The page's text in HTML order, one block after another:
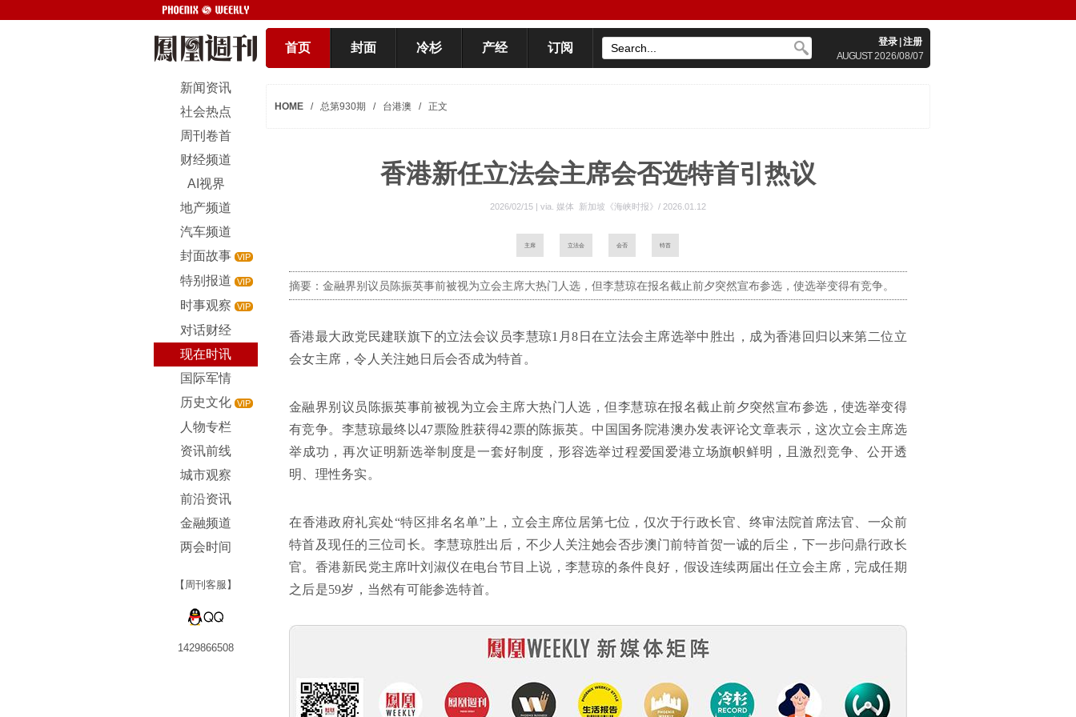
首页 封面 冷杉 产经 订阅 登录 注册
AUGUST2026/08/07
新闻资讯
社会热点
周刊卷首
财经频道
AI视界
地产频道
汽车频道
封面故事 VIP
特别报道 VIP
时事观察 VIP
对话财经
现在时讯
国际军情
历史文化 VIP
人物专栏
资讯前线
城市观察
前沿资讯
金融频道
两会时间
【周刊客服】
1429866508
HOME / 总第930期 / 台港澳 / 正文
香港新任立法会主席会否选特首引热议
2026/02/15 | via. 媒体 新加坡《海峡时报》/ 2026.01.12
主席 立法会 会否 特首
摘要：金融界别议员陈振英事前被视为立会主席大热门人选，但李慧琼在报名截止前夕突然宣布参选，使选举变得有竞争。
香港最大政党民建联旗下的立法会议员李慧琼1月8日在立法会主席选举中胜出，成为香港回归以来第二位立
会女主席，令人关注她日后会否成为特首。
金融界别议员陈振英事前被视为立会主席大热门人选，但李慧琼在报名截止前夕突然宣布参选，使选举变得
有竞争。李慧琼最终以47票险胜获得42票的陈振英。中国国务院港澳办发表评论文章表示，这次立会主席选
举成功，再次证明新选举制度是一套好制度，形容选举过程爱国爱港立场旗帜鲜明，且激烈竞争、公开透
明、理性务实。
在香港政府礼宾处“特区排名名单”上，立会主席位居第七位，仅次于行政长官、终审法院首席法官、一众前
特首及现任的三位司长。李慧琼胜出后，不少人关注她会否步澳门前特首贺一诚的后尘，下一步问鼎行政长
官。香港新民党主席叶刘淑仪在电台节目上说，李慧琼的条件良好，假设连续两届出任立会主席，完成任期
之后是59岁，当然有可能参选特首。